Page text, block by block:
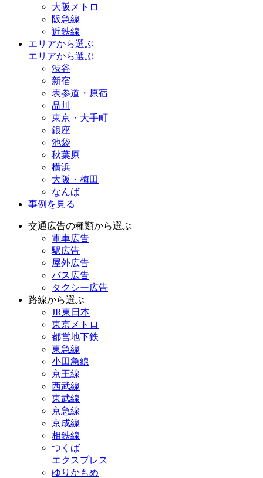
大阪メトロ
阪急線
近鉄線
エリアから選ぶ
エリアから選ぶ
渋谷
新宿
表参道・原宿
品川
東京・大手町
銀座
池袋
秋葉原
横浜
大阪・梅田
なんば
事例を見る
交通広告の種類から選ぶ
電車広告
駅広告
屋外広告
バス広告
タクシー広告
路線から選ぶ
JR東日本
東京メトロ
都営地下鉄
東急線
小田急線
京王線
西武線
東武線
京急線
京成線
相鉄線
つくば
エクスプレス
ゆりかもめ